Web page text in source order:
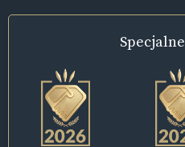
Specjalne